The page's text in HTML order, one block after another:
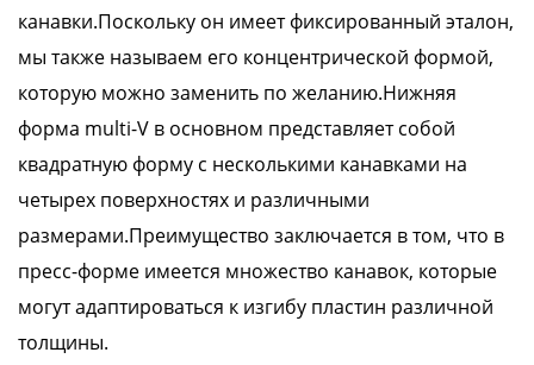
канавки.Поскольку он имеет фиксированный эталон,
мы также называем его концентрической формой,
которую можно заменить по желанию.Нижняя
форма multi-V в основном представляет собой
квадратную форму с несколькими канавками на
четырех поверхностях и различными
размерами.Преимущество заключается в том, что в
пресс-форме имеется множество канавок, которые
могут адаптироваться к изгибу пластин различной
толщины.